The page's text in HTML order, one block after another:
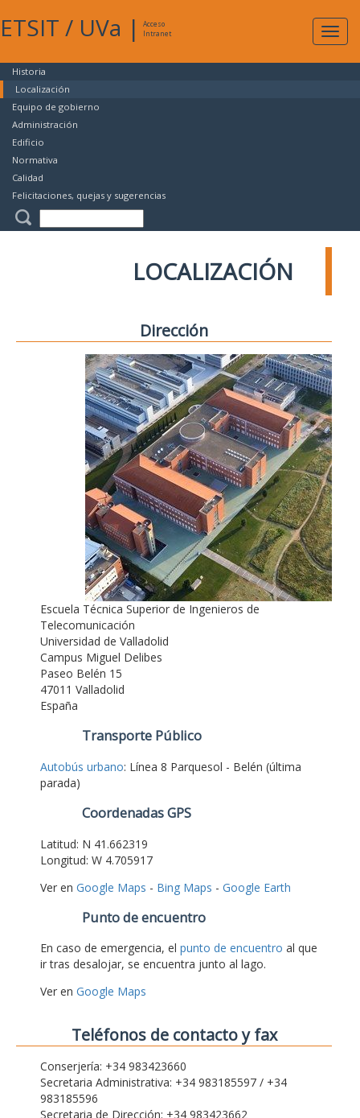
ETSIT / UVa |
Acceso
Intranet
Historia
Localización
Equipo de gobierno
Administración
Edificio
Normativa
Calidad
Felicitaciones, quejas y sugerencias
LOCALIZACIÓN
Dirección
Escuela Técnica Superior de Ingenieros de
Telecomunicación
Universidad de Valladolid
Campus Miguel Delibes
Paseo Belén 15
47011 Valladolid
España
Transporte Público
Autobús urbano: Línea 8 Parquesol - Belén (última
parada)
Coordenadas GPS
Latitud: N 41.662319
Longitud: W 4.705917
Ver en Google Maps - Bing Maps - Google Earth
Punto de encuentro
En caso de emergencia, el punto de encuentro al que
ir tras desalojar, se encuentra junto al lago.
Ver en Google Maps
Teléfonos de contacto y fax
Conserjería: +34 983423660
Secretaria Administrativa: +34 983185597 / +34
983185596
Secretaria de Dirección: +34 983423662